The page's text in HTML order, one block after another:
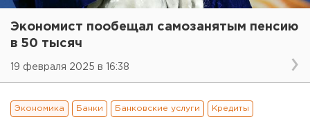
Экономист пообещал самозанятым пенсию
в 50 тысяч
19 февраля 2025 в 16:38
Экономика Банки Банковские услуги Кредиты